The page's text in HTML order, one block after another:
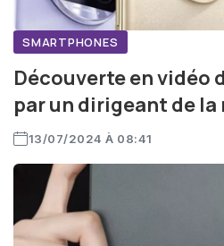
SMARTPHONES
Découverte en vidéo
par un dirigeant de la
13/07/2024 À 08:41